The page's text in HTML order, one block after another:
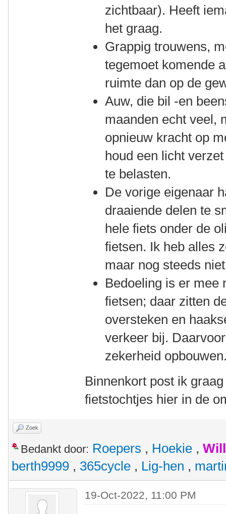
zichtbaar). Heeft
het graag.
Grappig trouwens,
tegemoet komende
ruimte dan op de
Auw, die bil -en
maanden echt veel,
opnieuw kracht op
houd een licht
te belasten.
De vorige eigenaar
draaiende delen te
hele fiets onder de
fietsen. Ik heb alles
maar nog steeds
Bedoeling is er mee
fietsen; daar zitten
oversteken en
verkeer bij.
zekerheid
Binnenkort post ik
fietstochtjes hier in de
Zoek
Bedankt door: Roepers , Hoekie ,
berth9999 , 365cycle , Lig-hen ,
19-Oct-2022, 11:00 PM